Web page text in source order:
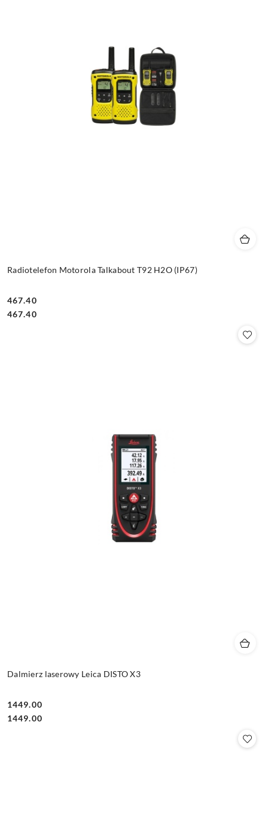
Radiotelefon Motorola Talkabout T92 H2O (IP67)
Cena:
467.40
Cena:
467.40
Dalmierz laserowy Leica DISTO X3
Cena:
1449.00
Cena:
1449.00